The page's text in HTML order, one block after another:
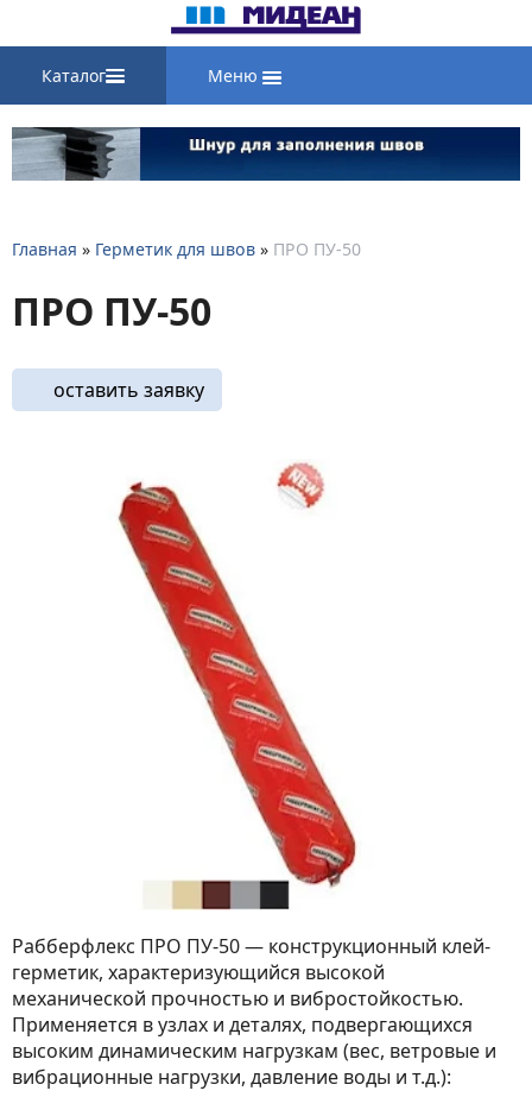
Каталог Меню
Главная » Герметик для швов » ПРО ПУ-50
ПРО ПУ-50
оставить заявку
Рабберфлекс ПРО ПУ-50 — конструкционный клей-
герметик, характеризующийся высокой
механической прочностью и вибростойкостью.
Применяется в узлах и деталях, подвергающихся
высоким динамическим нагрузкам (вес, ветровые и
вибрационные нагрузки, давление воды и т.д.):